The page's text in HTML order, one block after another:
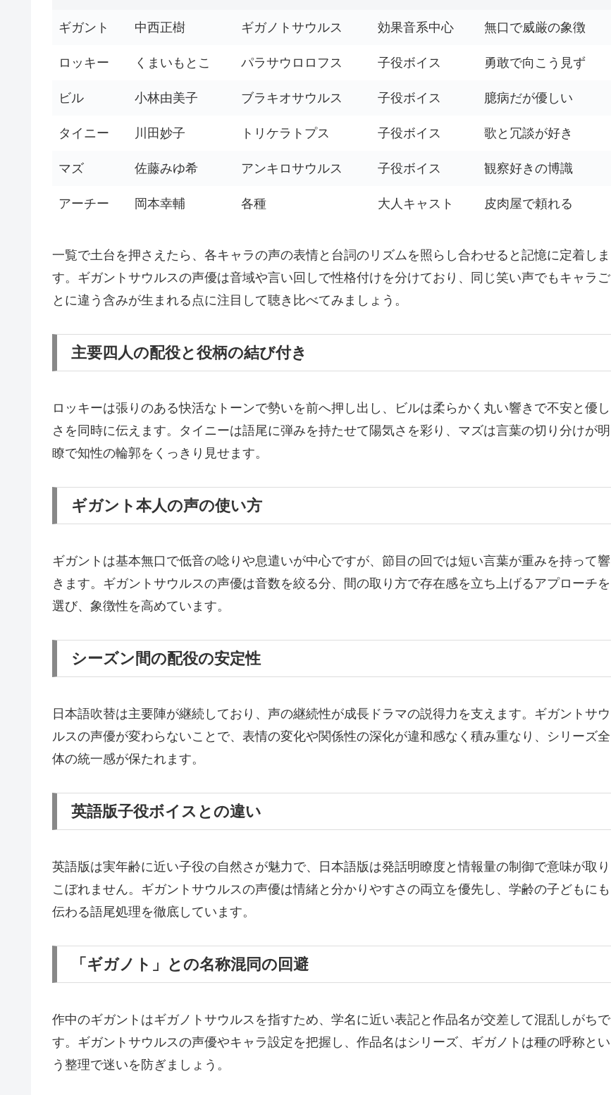
ギガント 中西正樹 ギガノトサウルス 効果音系中心 無口で威厳の象徴
ロッキー くまいもとこ パラサウロロフス 子役ボイス 勇敢で向こう見ず
ビル 小林由美子 ブラキオサウルス 子役ボイス 臆病だが優しい
タイニー 川田妙子 トリケラトプス 子役ボイス 歌と冗談が好き
マズ 佐藤みゆ希 アンキロサウルス 子役ボイス 観察好きの博識
アーチー 岡本幸輔 各種 大人キャスト 皮肉屋で頼れる
一覧で土台を押さえたら、各キャラの声の表情と台詞のリズムを照らし合わせると記憶に定着しま
す。ギガントサウルスの声優は音域や言い回しで性格付けを分けており、同じ笑い声でもキャラご
とに違う含みが生まれる点に注目して聴き比べてみましょう。
主要四人の配役と役柄の結び付き
ロッキーは張りのある快活なトーンで勢いを前へ押し出し、ビルは柔らかく丸い響きで不安と優し
さを同時に伝えます。タイニーは語尾に弾みを持たせて陽気さを彩り、マズは言葉の切り分けが明
瞭で知性の輪郭をくっきり見せます。
ギガント本人の声の使い方
ギガントは基本無口で低音の唸りや息遣いが中心ですが、節目の回では短い言葉が重みを持って響
きます。ギガントサウルスの声優は音数を絞る分、間の取り方で存在感を立ち上げるアプローチを
選び、象徴性を高めています。
シーズン間の配役の安定性
日本語吹替は主要陣が継続しており、声の継続性が成長ドラマの説得力を支えます。ギガントサウ
ルスの声優が変わらないことで、表情の変化や関係性の深化が違和感なく積み重なり、シリーズ全
体の統一感が保たれます。
英語版子役ボイスとの違い
英語版は実年齢に近い子役の自然さが魅力で、日本語版は発話明瞭度と情報量の制御で意味が取り
こぼれません。ギガントサウルスの声優は情緒と分かりやすさの両立を優先し、学齢の子どもにも
伝わる語尾処理を徹底しています。
「ギガノト」との名称混同の回避
作中のギガントはギガノトサウルスを指すため、学名に近い表記と作品名が交差して混乱しがちで
す。ギガントサウルスの声優やキャラ設定を把握し、作品名はシリーズ、ギガノトは種の呼称とい
う整理で迷いを防ぎましょう。